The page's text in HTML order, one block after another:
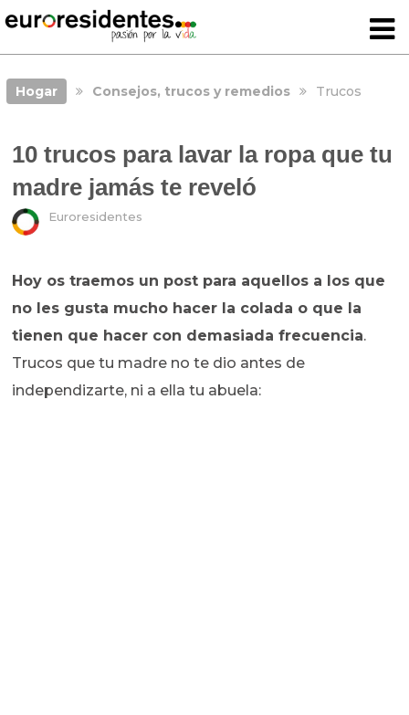
Hogar Consejos, trucos y remedios Trucos
10 trucos para lavar la ropa que tu
madre jamás te reveló
Euroresidentes
Hoy os traemos un post para aquellos a los que
no les gusta mucho hacer la colada o que la
tienen que hacer con demasiada frecuencia.
Trucos que tu madre no te dio antes de
independizarte, ni a ella tu abuela: